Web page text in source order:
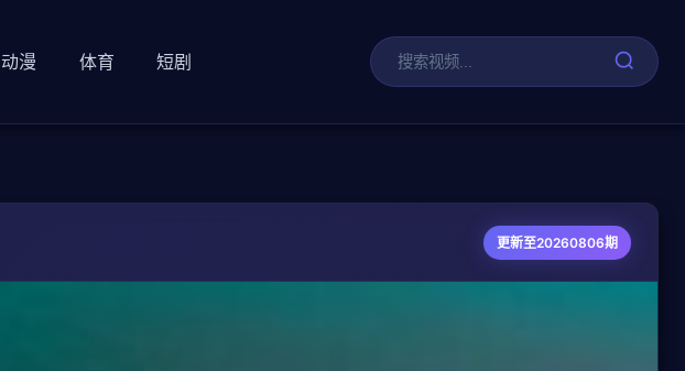
动漫 体育 短剧
更新至20260806期